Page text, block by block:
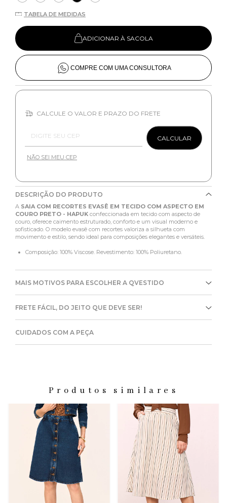
TABELA DE MEDIDAS
ADICIONAR À SACOLA
COMPRE COM UMA CONSULTORA
CALCULE O VALOR E PRAZO DO FRETE
CALCULAR
NÃO SEI MEU CEP
DESCRIÇÃO DO PRODUTO
A SAIA COM RECORTES EVASÊ EM TECIDO COM ASPECTO EM
COURO PRETO - HAPUK confeccionada em tecido com aspecto de
couro, oferece caimento estruturado, conforto e um visual moderno e
sofisticado. O modelo evasê com recortes valoriza a silhueta com
movimento e estilo, sendo ideal para composições elegantes e versáteis.
Composição: 100% Viscose. Revestimento: 100% Poliuretano.
MAIS MOTIVOS PARA ESCOLHER A QVESTIDO
FRETE FÁCIL, DO JEITO QUE DEVE SER!
CUIDADOS COM A PEÇA
Produtos similares